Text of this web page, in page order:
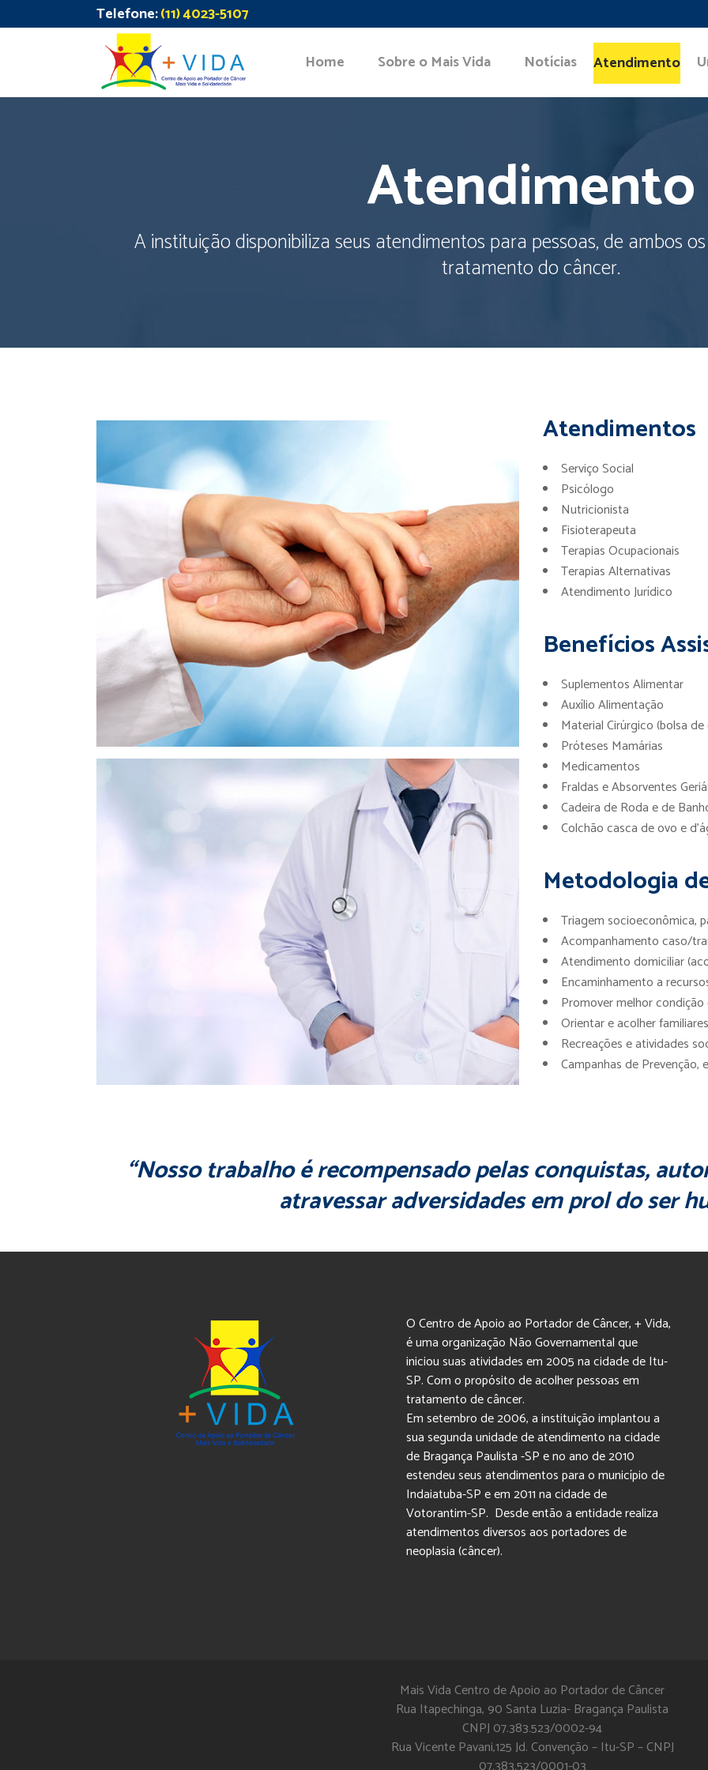
Telefone:(11) 4023-5107
Home Sobre o Mais Vida Notícias Atendimento
Atendimento
A instituição disponibiliza seus atendimentos para pessoas, de ambos
tratamento do câncer.
Atendimentos
Serviço Social
Psicólogo
Nutricionista
Fisioterapeuta
Terapias Ocupacionais
Terapias Alternativas
Atendimento Jurídico
Benefícios
Suplementos Alimentar
Auxílio Alimentação
Material Cirúrgico (bolsa
Próteses Mamárias
Medicamentos
Fraldas e Absorventes
Cadeira de Roda e de
Colchão casca de ovo e
Metodologia
Triagem socioeconômica,
Acompanhamento caso/
Atendimento domiciliar
Encaminhamento a
Promover melhor condição
Orientar e acolher
Recreações e atividades
Campanhas de
“Nosso trabalho é recompensado pelas conquistas,
atravessar adversidades em prol do ser
O Centro de Apoio ao Portador de Câncer, + Vida,
é uma organização Não Governamental que
iniciou suas atividades em 2005 na cidade de Itu-
SP. Com o propósito de acolher pessoas em
tratamento de câncer.
Em setembro de 2006, a instituição implantou a
sua segunda unidade de atendimento na cidade
de Bragança Paulista -SP e no ano de 2010
estendeu seus atendimentos para o município de
Indaiatuba-SP e em 2011 na cidade de
Votorantim-SP. Desde então a entidade realiza
atendimentos diversos aos portadores de
neoplasia (câncer).
Mais Vida Centro de Apoio ao Portador de Câncer
Rua Itapechinga, 90 Santa Luzia- Bragança Paulista
CNPJ 07.383.523/0002-94
Rua Vicente Pavani,125 Jd. Convenção – Itu-SP – CNPJ